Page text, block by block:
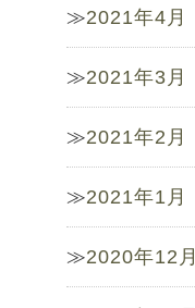
2021年4月
2021年3月
2021年2月
2021年1月
2020年12月